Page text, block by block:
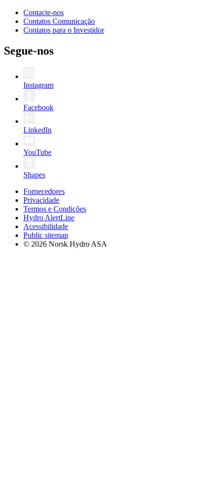
Contacte-nos
Contatos Comunicação
Contatos para o Investidor
Segue-nos
Instagram
Facebook
LinkedIn
YouTube
Shapes
Fornecedores
Privacidade
Termos e Condições
Hydro AlertLine
Acessibilidade
Public sitemap
© 2026 Norsk Hydro ASA